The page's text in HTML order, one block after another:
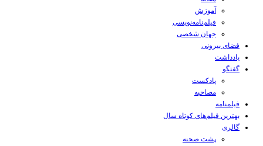
آموزش
فیلم‌نامه‌نویسی
جهان شخصی
فضای بیرونی
یادداشت
گفتگو
پادکست
مصاحبه
فیلمنامه
بهترین فیلم‌های کوتاه سال
گالری
پشت صحنه